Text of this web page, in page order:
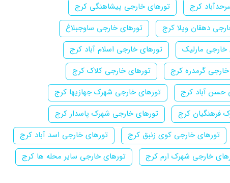
کرج
تورهای خارجی پیشاهنگی کرج
دهقان ویلا کرج
تورهای خارجی ساوجبلاغ
خارجی مارلیک
تورهای خارجی اسلام آباد کرج
گرمدره کرج
تورهای خارجی کلاک کرج
حسن آباد کرج
تورهای خارجی شهرک جهازیها کرج
فرهنگیان کرج
تورهای خارجی شهرک پاسدار کرج
تورهای خارجی کوی زنبق کرج
تورهای خارجی اسد آباد کرج
خارجی شهرک ارم کرج
تورهای خارجی سایر محله ها کرج